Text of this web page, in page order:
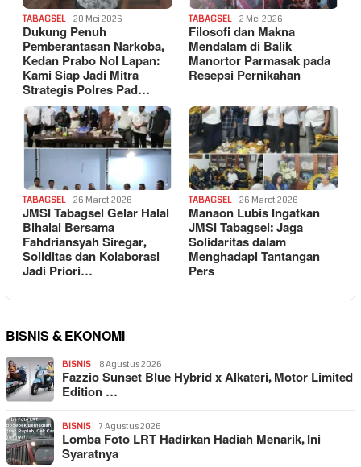
TABAGSEL 20 Mei 2026
Dukung Penuh
Pemberantasan Narkoba,
Kedan Prabo Nol Lapan:
Kami Siap Jadi Mitra
Strategis Polres Pad…
TABAGSEL 2 Mei 2026
Filosofi dan Makna
Mendalam di Balik
Manortor Parmasak pada
Resepsi Pernikahan
TABAGSEL 26 Maret 2026
JMSI Tabagsel Gelar Halal
Bihalal Bersama
Fahdriansyah Siregar,
Soliditas dan Kolaborasi
Jadi Priori…
TABAGSEL 26 Maret 2026
Manaon Lubis Ingatkan
JMSI Tabagsel: Jaga
Solidaritas dalam
Menghadapi Tantangan
Pers
BISNIS & EKONOMI
BISNIS 8 Agustus 2026
Fazzio Sunset Blue Hybrid x Alkateri, Motor Limited
Edition …
BISNIS 7 Agustus 2026
Lomba Foto LRT Hadirkan Hadiah Menarik, Ini
Syaratnya